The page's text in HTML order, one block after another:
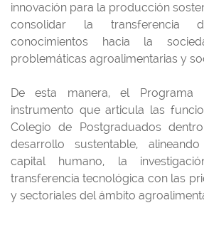
innovación para la producción
consolidar la transferencia
conocimientos hacia la
problemáticas agroalimentarias y
De esta manera, el Programa
instrumento que articula las
Colegio de Postgraduados
desarrollo sustentable,
capital humano, la
transferencia tecnológica con las
y sectoriales del ámbito